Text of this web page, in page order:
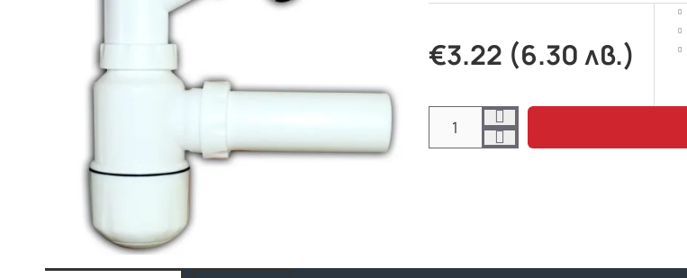
€3.22 (6.30 лв.)